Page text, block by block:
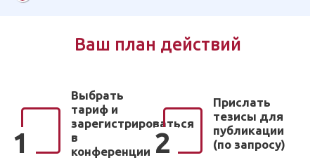
Ваш план действий
1
Выбрать
тариф и
зарегистрироваться
в
конференции 2
Прислать
тезисы для
публикации
(по запросу)